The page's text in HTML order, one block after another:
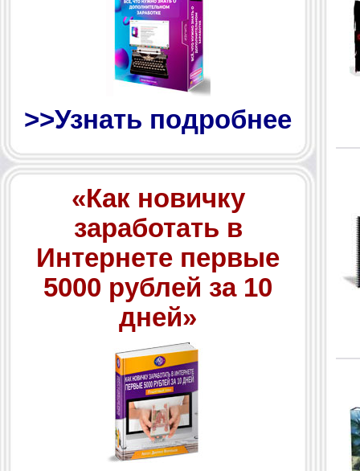
>>Узнать подробнее
«Как новичку
заработать в
Интернете первые
5000 рублей за 10
дней»